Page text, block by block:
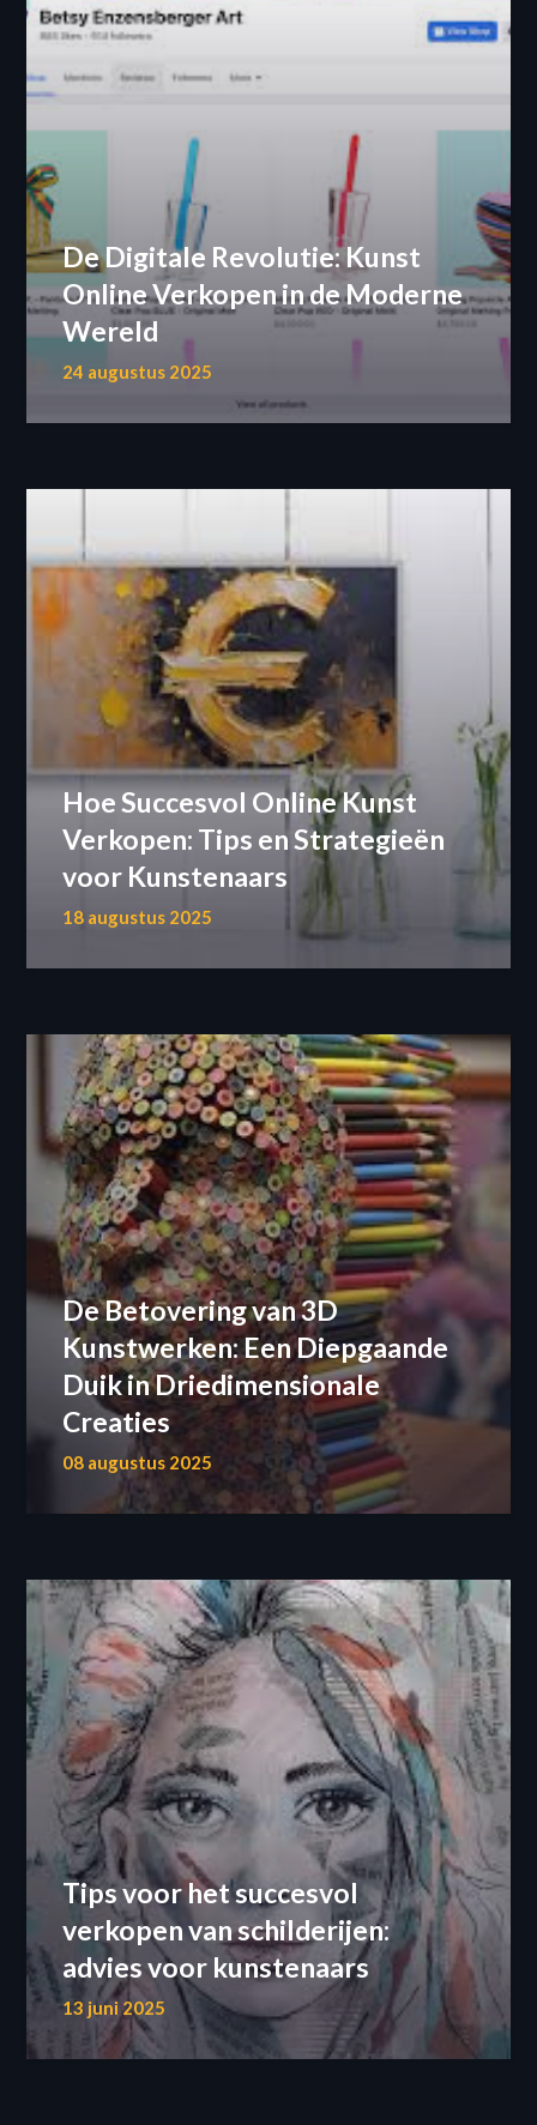
De Digitale Revolutie: Kunst
Online Verkopen in de Moderne
Wereld
24 augustus 2025
Hoe Succesvol Online Kunst
Verkopen: Tips en Strategieën
voor Kunstenaars
18 augustus 2025
De Betovering van 3D
Kunstwerken: Een Diepgaande
Duik in Driedimensionale
Creaties
08 augustus 2025
Tips voor het succesvol
verkopen van schilderijen:
advies voor kunstenaars
13 juni 2025